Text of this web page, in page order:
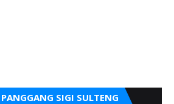
SIGI SULTENG